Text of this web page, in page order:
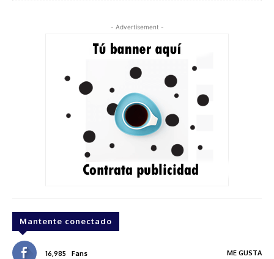
- Advertisement -
Mantente conectado
16,985 Fans ME GUSTA